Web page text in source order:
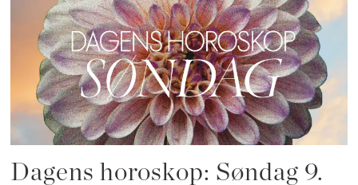
Dagens horoskop: Søndag 9.